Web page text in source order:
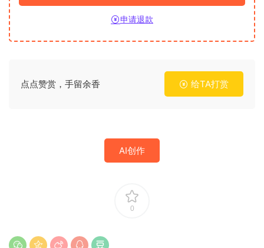
申请退款
点点赞赏，手留余香 给TA打赏
AI创作
0